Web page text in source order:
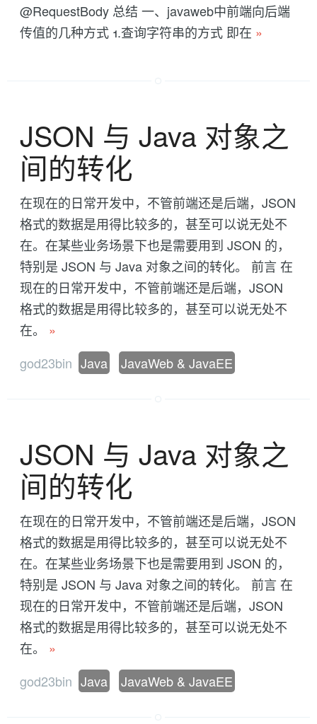
@RequestBody 总结 一、javaweb中前端向后端
传值的几种方式 1.查询字符串的方式 即在 »
JSON 与 Java 对象之
间的转化
在现在的日常开发中，不管前端还是后端，JSON
格式的数据是用得比较多的，甚至可以说无处不
在。在某些业务场景下也是需要用到 JSON 的，
特别是 JSON 与 Java 对象之间的转化。 前言 在
现在的日常开发中，不管前端还是后端，JSON
格式的数据是用得比较多的，甚至可以说无处不
在。 »
god23bin Java JavaWeb & JavaEE
JSON 与 Java 对象之
间的转化
在现在的日常开发中，不管前端还是后端，JSON
格式的数据是用得比较多的，甚至可以说无处不
在。在某些业务场景下也是需要用到 JSON 的，
特别是 JSON 与 Java 对象之间的转化。 前言 在
现在的日常开发中，不管前端还是后端，JSON
格式的数据是用得比较多的，甚至可以说无处不
在。 »
god23bin Java JavaWeb & JavaEE